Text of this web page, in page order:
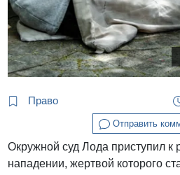
Право
Отправить
Окружной суд Лода приступил к
нападении, жертвой которого